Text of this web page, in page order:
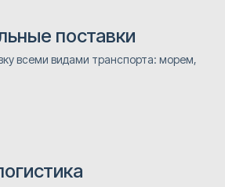
поставки
всеми видами транспорта: морем,